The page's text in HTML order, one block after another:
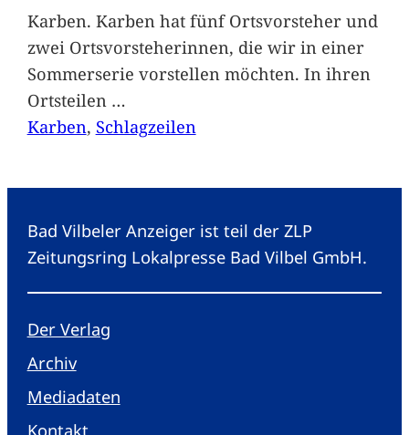
Karben. Karben hat fünf Ortsvorsteher und
zwei Ortsvorsteherinnen, die wir in einer
Sommerserie vorstellen möchten. In ihren
Ortsteilen …
Karben, Schlagzeilen
Bad Vilbeler Anzeiger ist teil der ZLP
Zeitungsring Lokalpresse Bad Vilbel GmbH.
Der Verlag
Archiv
Mediadaten
Kontakt